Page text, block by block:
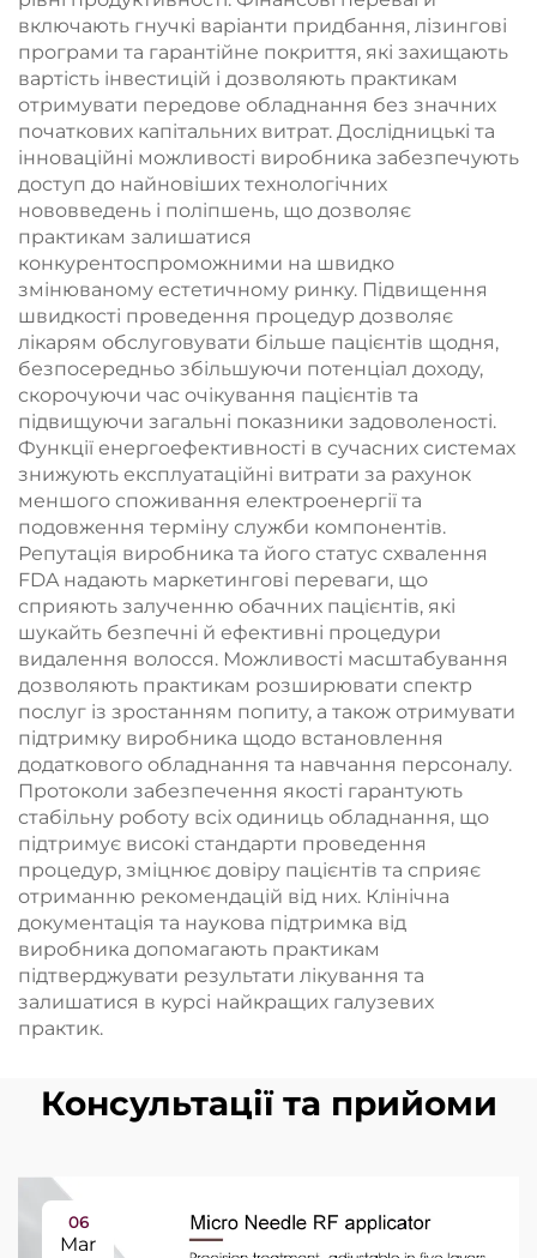
включають гнучкі варіанти придбання, лізингові
програми та гарантійне покриття, які захищають
вартість інвестицій і дозволяють практикам
отримувати передове обладнання без значних
початкових капітальних витрат. Дослідницькі та
інноваційні можливості виробника забезпечують
доступ до найновіших технологічних
нововведень і поліпшень, що дозволяє
практикам залишатися
конкурентоспроможними на швидко
змінюваному естетичному ринку. Підвищення
швидкості проведення процедур дозволяє
лікарям обслуговувати більше пацієнтів щодня,
безпосередньо збільшуючи потенціал доходу,
скорочуючи час очікування пацієнтів та
підвищуючи загальні показники задоволеності.
Функції енергоефективності в сучасних системах
знижують експлуатаційні витрати за рахунок
меншого споживання електроенергії та
подовження терміну служби компонентів.
Репутація виробника та його статус схвалення
FDA надають маркетингові переваги, що
сприяють залученню обачних пацієнтів, які
шукайть безпечні й ефективні процедури
видалення волосся. Можливості масштабування
дозволяють практикам розширювати спектр
послуг із зростанням попиту, а також отримувати
підтримку виробника щодо встановлення
додаткового обладнання та навчання персоналу.
Протоколи забезпечення якості гарантують
стабільну роботу всіх одиниць обладнання, що
підтримує високі стандарти проведення
процедур, зміцнює довіру пацієнтів та сприяє
отриманню рекомендацій від них. Клінічна
документація та наукова підтримка від
виробника допомагають практикам
підтверджувати результати лікування та
залишатися в курсі найкращих галузевих
практик.
Консультації та прийоми
06
Mar